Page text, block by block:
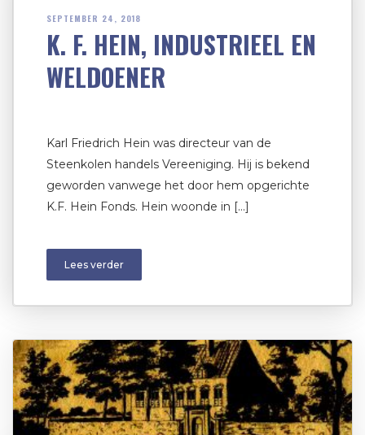
SEPTEMBER 24, 2018
K. F. HEIN, INDUSTRIEEL EN
WELDOENER
Karl Friedrich Hein was directeur van de
Steenkolen handels Vereeniging. Hij is bekend
geworden vanwege het door hem opgerichte
K.F. Hein Fonds. Hein woonde in […]
Lees verder